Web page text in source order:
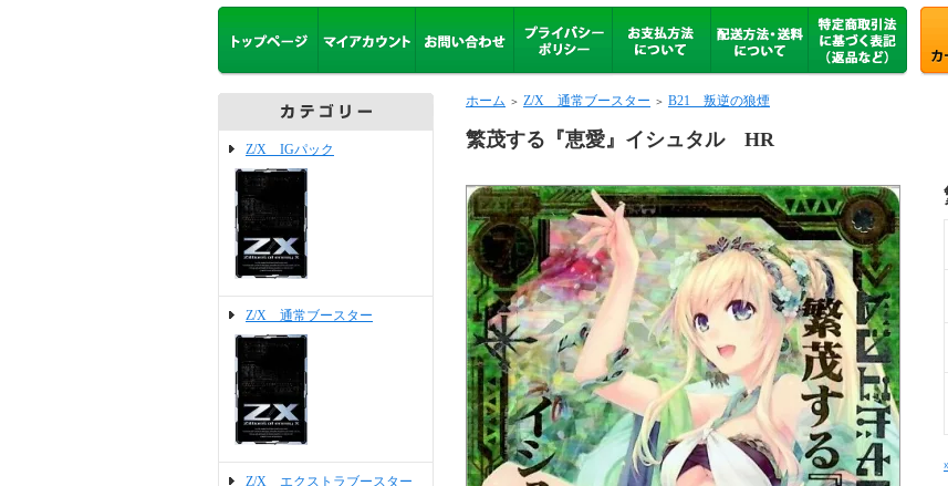
Z/X IGパック
Z/X 通常ブースター
Z/X エクストラブースター
ホーム ＞ Z/X 通常ブースター ＞ B21 叛逆の狼煙
繁茂する『恵愛』イシュタル HR